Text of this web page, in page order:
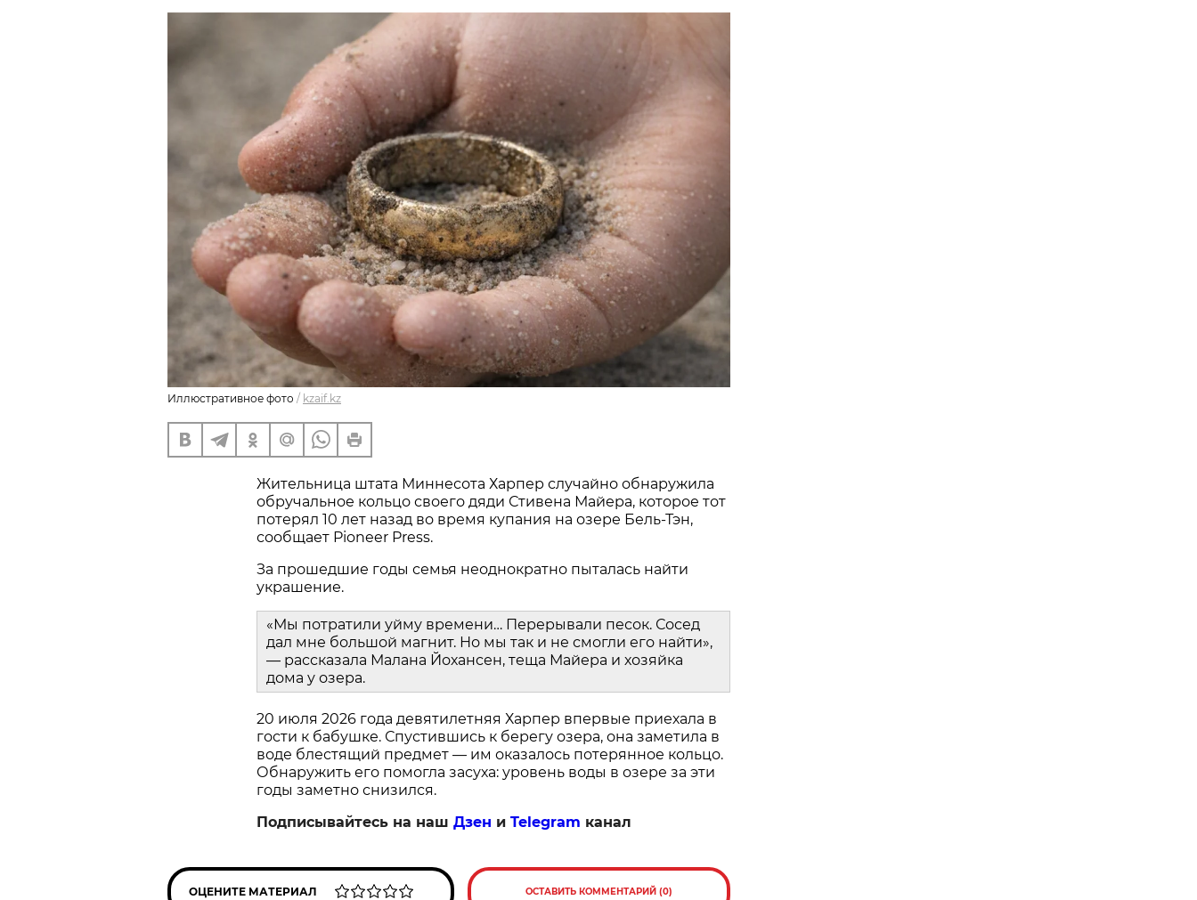
Иллюстративное фото / kzaif.kz
Жительница штата Миннесота Харпер случайно обнаружила
обручальное кольцо своего дяди Стивена Майера, которое тот
потерял 10 лет назад во время купания на озере Бель-Тэн,
сообщает Pioneer Press.
За прошедшие годы семья неоднократно пыталась найти
украшение.
«Мы потратили уйму времени… Перерывали песок. Сосед
дал мне большой магнит. Но мы так и не смогли его найти»,
— рассказала Малана Йохансен, теща Майера и хозяйка
дома у озера.
20 июля 2026 года девятилетняя Харпер впервые приехала в
гости к бабушке. Спустившись к берегу озера, она заметила в
воде блестящий предмет — им оказалось потерянное кольцо.
Обнаружить его помогла засуха: уровень воды в озере за эти
годы заметно снизился.
Подписывайтесь на наш Дзен и Telegram канал
ОЦЕНИТЕ МАТЕРИАЛ ОСТАВИТЬ КОММЕНТАРИЙ (0)